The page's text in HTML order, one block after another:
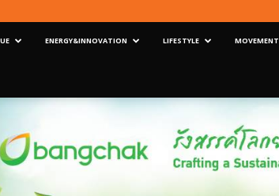
ENERGY&INNOVATION LIFESTYLE MOVEMENT